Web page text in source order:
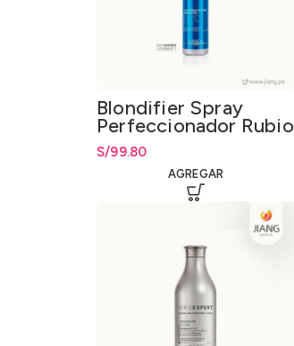
Blondifier Spray
Perfeccionador Rubio
Oscuro 150ml.
S/99.80
AGREGAR